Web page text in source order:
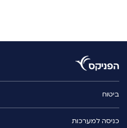
ביטוח
כניסה למערכות